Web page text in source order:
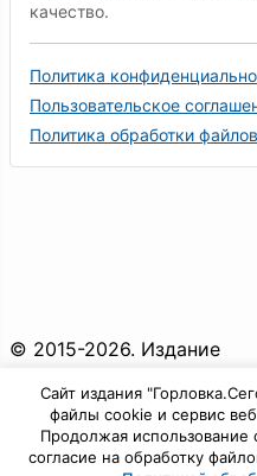
качество.
Политика
Пользовательское
Политика обработки
© 2015-2026. Издание
права защищены.
Поиск по сайту
Сайт издания
файлы cookie и сервис
Продолжая использование
согласие на обработку